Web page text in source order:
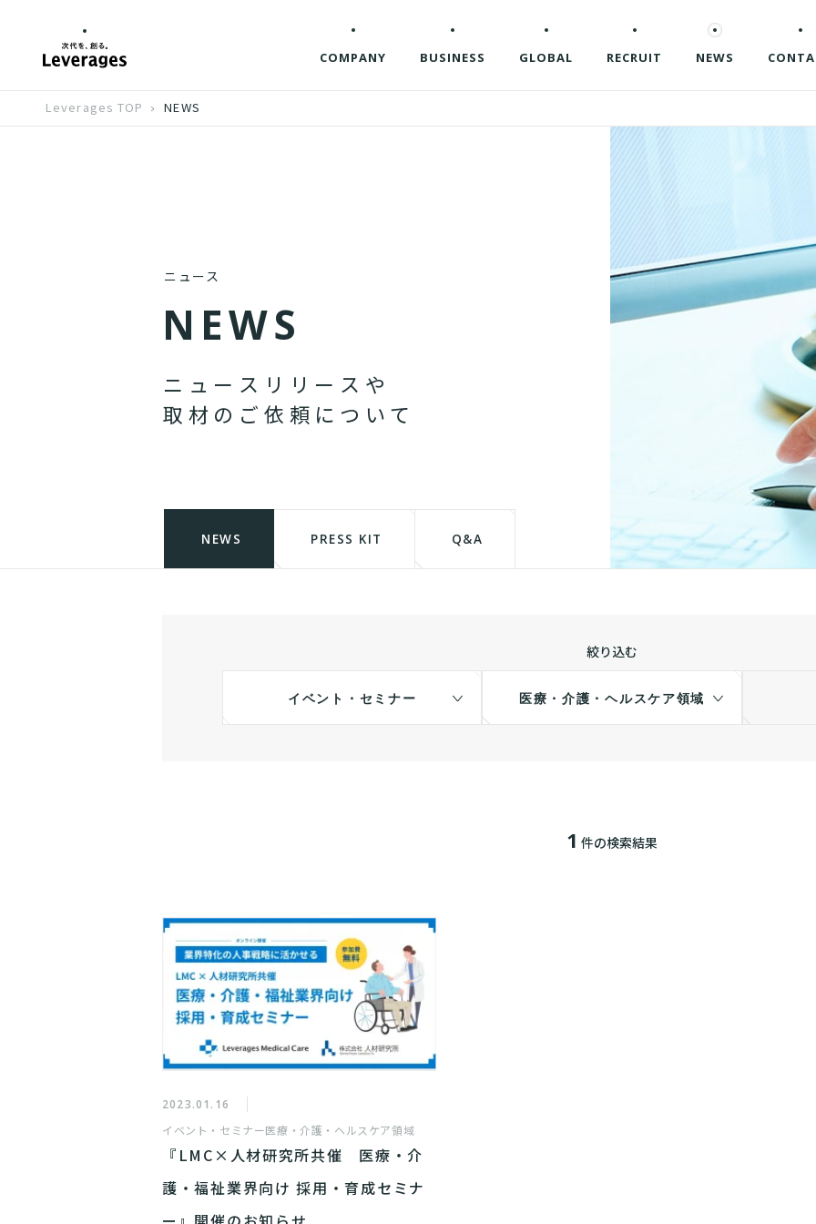
COMPANY BUSINESS GLOBAL RECRUIT NEWS
Leverages TOP NEWS
ニュース
N EWS
ニ ュ ー ス リ リ ー ス や
取 材 の ご 依 頼 に つ い て
NEWS PRESS KIT Q&A
絞り込む
イベント・セミナー 医療・介護・ヘルスケア領域
1 件の検索結果
2023.01.16
イベント・セミナー医療・介護・ヘルスケア領域
『LMC×人材研究所共催 医療・介
護・福祉業界向け 採用・育成セミナ